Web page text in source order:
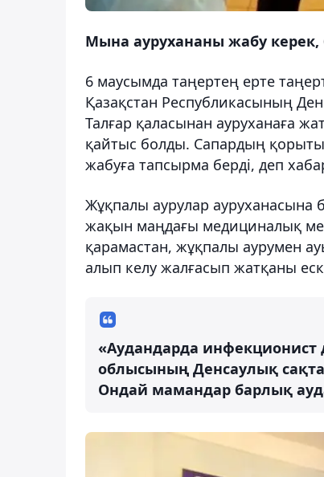
Мына аурухананы жабу
6 маусымда таңертең ерте
Қазақстан Республикасының
Талғар қаласынан ауруханаға
қайтыс болды. Сапардың
жабуға тапсырма берді, деп
Жұқпалы аурулар ауруханасына
жақын маңдағы медициналық
қарамастан, жұқпалы аурумен
алып келу жалғасып жатқаны
«Аудандарда инфекционист
облысының Денсаулық
Ондай мамандар барлық